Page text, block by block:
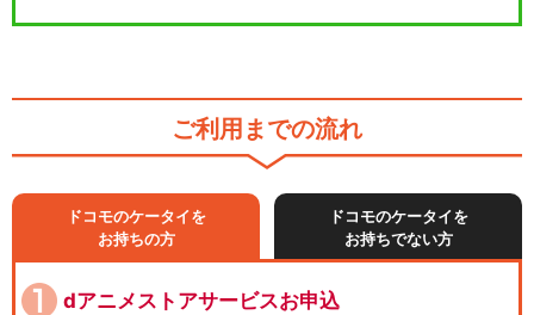
ご利用までの流れ
ドコモのケータイを
お持ちの方
ドコモのケータイを
お持ちでない方
dアニメストアサービスお申込